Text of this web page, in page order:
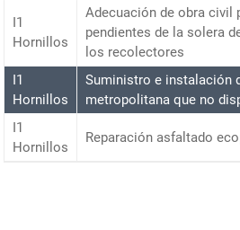
I1
Hornillos
Adecuación de obra civil
pendientes de la solera
los recolectores
I1
Hornillos
Suministro e instalación
metropolitana que no
I1
Hornillos
Reparación asfaltado